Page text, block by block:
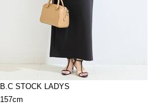
B.C STOCK LADYS
157cm